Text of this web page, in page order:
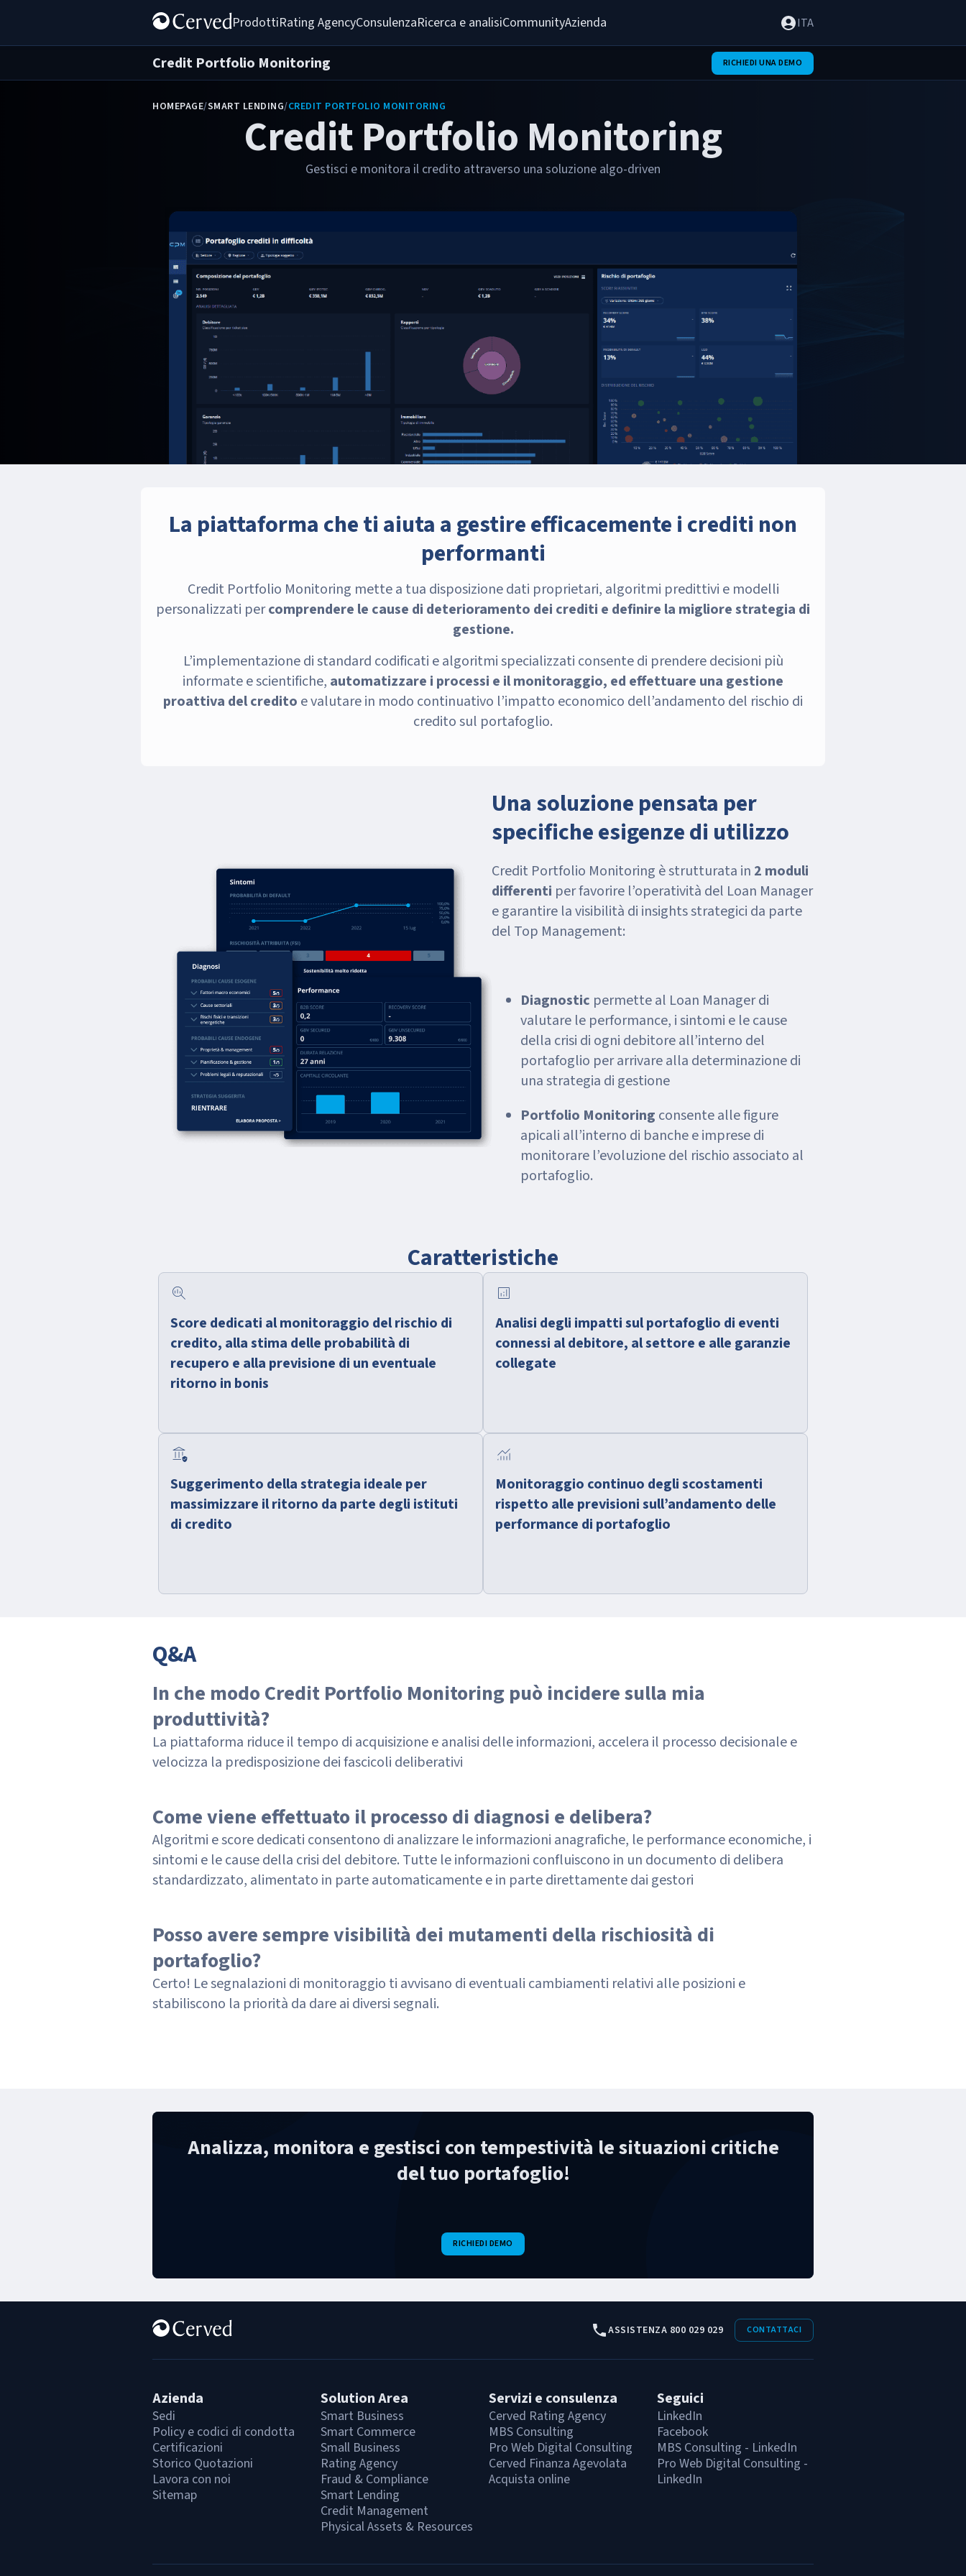
ProdottiRating AgencyConsulenzaRicerca e analisiCommunityAzienda ITA
Credit Portfolio Monitoring RICHIEDI UNA DEMO
HOMEPAGE/SMART LENDING/CREDIT PORTFOLIO MONITORING
Credit Portfolio Monitoring
Gestisci e monitora il credito attraverso una soluzione algo-driven
La piattaforma che ti aiuta a gestire efficacemente i crediti non
performanti
Credit Portfolio Monitoring mette a tua disposizione dati proprietari, algoritmi predittivi e modelli
personalizzati percomprendere le cause di deterioramento dei crediti e definire la migliore strategia di
gestione.
L’implementazione di standard codificati e algoritmi specializzati consente di prendere decisioni più
informate e scientifiche, automatizzare i processi e il monitoraggio, ed effettuare una gestione
proattiva del credito e valutare in modo continuativo l’impatto economico dell’andamento del rischio di
credito sul portafoglio.
Una soluzione pensata per
specifiche esigenze di utilizzo
Credit Portfolio Monitoring è strutturata in 2 moduli
differenti per favorire l’operatività del Loan Manager
e garantire la visibilità di insights strategici da parte
del Top Management:
Diagnostic permette al Loan Manager di
valutare le performance, i sintomi e le cause
della crisi di ogni debitore all’interno del
portafoglio per arrivare alla determinazione di
una strategia di gestione
Portfolio Monitoring consente alle figure
apicali all’interno di banche e imprese di
monitorare l’evoluzione del rischio associato al
portafoglio.
Caratteristiche
search_insights
Score dedicati al monitoraggio del rischio di
credito, alla stima delle probabilità di
recupero e alla previsione di un eventuale
ritorno in bonis
analytics
Analisi degli impatti sul portafoglio di eventi
connessi al debitore, al settore e alle garanzie
collegate
assured_workload
Suggerimento della strategia ideale per
massimizzare il ritorno da parte degli istituti
di credito
monitoring
Monitoraggio continuo degli scostamenti
rispetto alle previsioni sull’andamento delle
performance di portafoglio
Q&A
In che modo Credit Portfolio Monitoring può incidere sulla mia
produttività?
La piattaforma riduce il tempo di acquisizione e analisi delle informazioni, accelera il processo decisionale e
velocizza la predisposizione dei fascicoli deliberativi
Come viene effettuato il processo di diagnosi e delibera?
Algoritmi e score dedicati consentono di analizzare le informazioni anagrafiche, le performance economiche, i
sintomi e le cause della crisi del debitore. Tutte le informazioni confluiscono in un documento di delibera
standardizzato, alimentato in parte automaticamente e in parte direttamente dai gestori
Posso avere sempre visibilità dei mutamenti della rischiosità di
portafoglio?
Certo! Le segnalazioni di monitoraggio ti avvisano di eventuali cambiamenti relativi alle posizioni e
stabiliscono la priorità da dare ai diversi segnali.
Analizza, monitora e gestisci con tempestività le situazioni critiche
del tuo portafoglio!
RICHIEDI DEMO
ASSISTENZA 800 029 029 CONTATTACI
Azienda
Sedi
Policy e codici di condotta
Certificazioni
Storico Quotazioni
Lavora con noi
Sitemap
Solution Area
Smart Business
Smart Commerce
Small Business
Rating Agency
Fraud & Compliance
Smart Lending
Credit Management
Physical Assets & Resources
Servizi e consulenza
Cerved Rating Agency
MBS Consulting
Pro Web Digital Consulting
Cerved Finanza Agevolata
Acquista online
Seguici
LinkedIn
Facebook
MBS Consulting - LinkedIn
Pro Web Digital Consulting -
LinkedIn